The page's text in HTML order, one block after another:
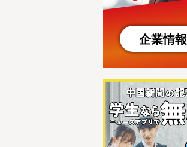
企業情報